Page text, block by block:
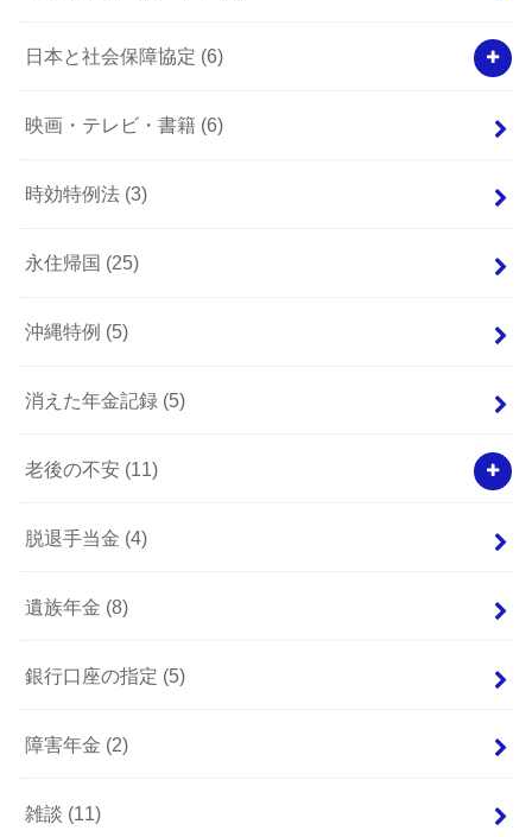
日本と社会保障協定 (6)
映画・テレビ・書籍 (6)
時効特例法 (3)
永住帰国 (25)
沖縄特例 (5)
消えた年金記録 (5)
老後の不安 (11)
脱退手当金 (4)
遺族年金 (8)
銀行口座の指定 (5)
障害年金 (2)
雑談 (11)